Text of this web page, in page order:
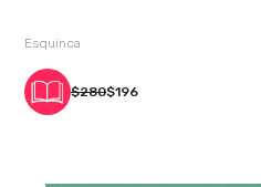
Esquinca
$280$196